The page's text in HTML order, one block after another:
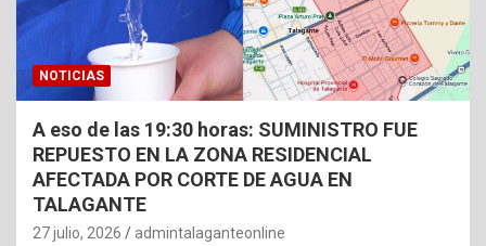
NOTICIAS
A eso de las 19:30 horas: SUMINISTRO FUE
REPUESTO EN LA ZONA RESIDENCIAL
AFECTADA POR CORTE DE AGUA EN
TALAGANTE
27 julio, 2026 admintalaganteonline